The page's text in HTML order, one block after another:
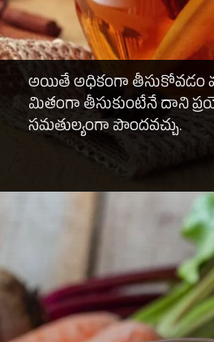
అయితే అధికంగా తీసుకోవడం
మితంగా తీసుకుంటేనే దాని
సమతుల్యంగా పొందవచ్చు.